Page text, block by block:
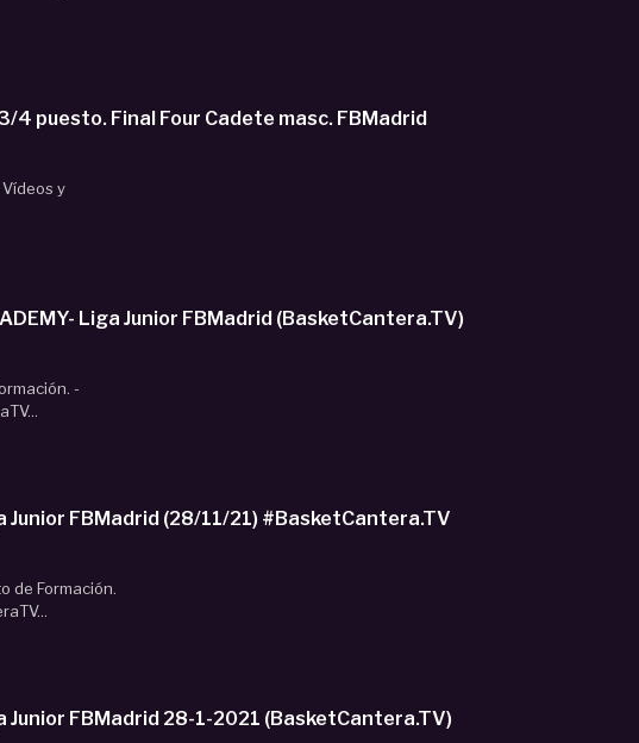
3/4 puesto. Final Four Cadete masc. FBMadrid
y
BASKETBALL ACADEMY- Liga Junior FBMadrid (BasketCantera.TV)
-
Junior FBMadrid (28/11/21) #BasketCantera.TV
de Formación.
Junior FBMadrid 28-1-2021 (BasketCantera.TV)